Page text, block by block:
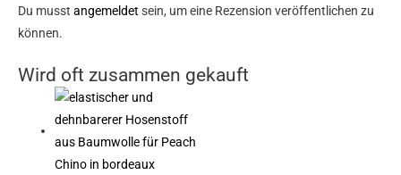
Du musst angemeldet sein, um eine Rezension veröffentlichen zu
können.
Wird oft zusammen gekauft